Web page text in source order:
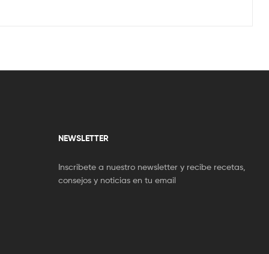
NEWSLETTER
Inscribete a nuestro newsletter y recibe recetas,
consejos y noticias en tu email